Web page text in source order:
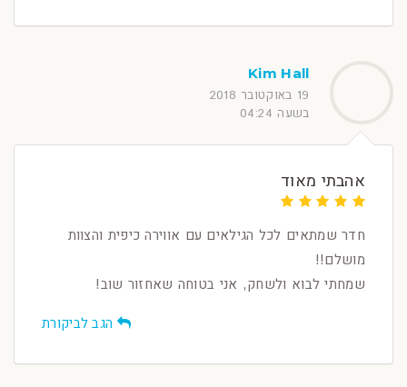
Kim Hall
19 באוקטובר 2018
בשעה 04:24
אהבתי מאוד
חדר שמתאים לכל הגילאים עם אווירה כיפית והצוות
מושלם!!
שמחתי לבוא ולשחק, אני בטוחה שאחזור שוב!
הגב לביקורת